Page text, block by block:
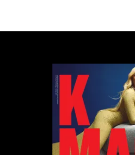
Opublikowane w tym roku
systemie szwajcarskim, który
stopniu przejrzystości
referendach, których wyniki są
Najciekawszym elementem
parlamentarzyści, jak i